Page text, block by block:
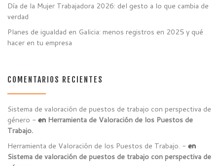
Día de la Mujer Trabajadora 2026: del gesto a lo que cambia de
verdad
Planes de igualdad en Galicia: menos registros en 2025 y qué
hacer en tu empresa
COMENTARIOS RECIENTES
Sistema de valoración de puestos de trabajo con perspectiva de
género -en Herramienta de Valoración de los Puestos de
Trabajo.
Herramienta de Valoración de los Puestos de Trabajo. -en
Sistema de valoración de puestos de trabajo con perspectiva de